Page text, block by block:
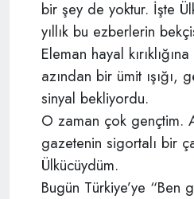
bir şey de yoktur. İşte
yıllık bu ezberlerin
Eleman hayal
azından bir ümit ışığı,
sinyal bekliyordu.
O zaman çok gençtim.
gazetenin sigortalı bir
Ülkücüydüm.
Bugün Türkiye’ye “Ben